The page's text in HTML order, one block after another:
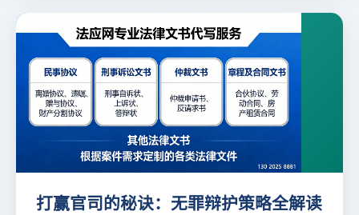
打赢官司的秘诀：无罪辩护策略全解读